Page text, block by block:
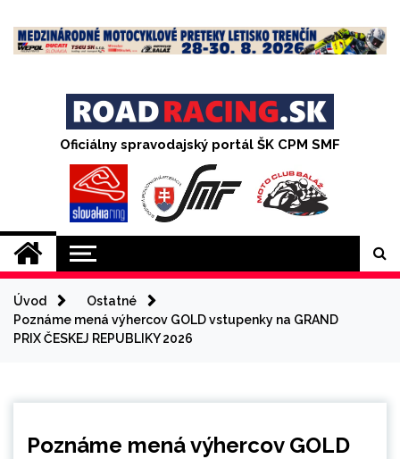
content
Oficiálny spravodajský portál ŠK CPM SMF
Úvod
Ostatné
Poznáme mená výhercov GOLD vstupenky na GRAND
PRIX ČESKEJ REPUBLIKY 2026
Poznáme mená výhercov GOLD